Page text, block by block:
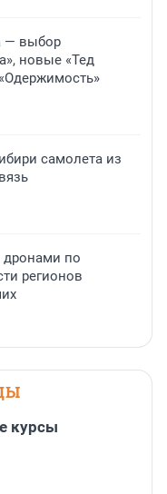
— выбор
новые «Тед
самолета из
дронами по
регионов
курсы